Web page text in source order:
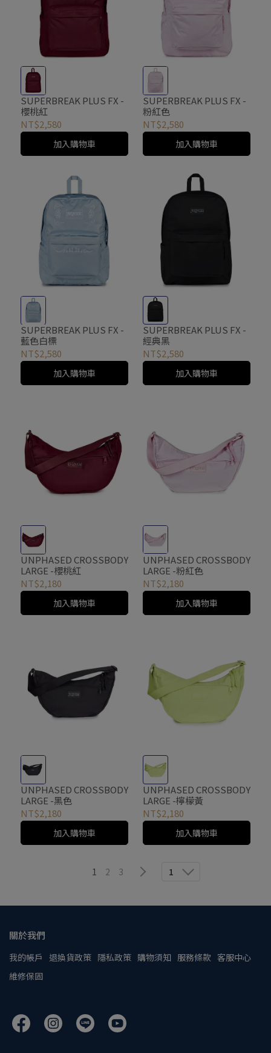
SUPERBREAK PLUS FX -
櫻桃紅
NT$2,580
加入購物車
SUPERBREAK PLUS FX -
粉紅色
NT$2,580
加入購物車
SUPERBREAK PLUS FX -
藍色白標
NT$2,580
加入購物車
SUPERBREAK PLUS FX -
經典黑
NT$2,580
加入購物車
UNPHASED CROSSBODY
LARGE -櫻桃紅
NT$2,180
加入購物車
UNPHASED CROSSBODY
LARGE -粉紅色
NT$2,180
加入購物車
UNPHASED CROSSBODY
LARGE -黑色
NT$2,180
加入購物車
UNPHASED CROSSBODY
LARGE -檸檬黃
NT$2,180
加入購物車
1 2 3 1
關於我們
我的帳戶 退換貨政策 隱私政策 購物須知 服務條款 客服中心
維修保固